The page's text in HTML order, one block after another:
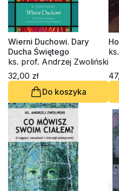
Wierni Duchowi. Dary
Ducha Świętego
ks. prof. Andrzej Zwoliński
32,00 zł
Do koszyka